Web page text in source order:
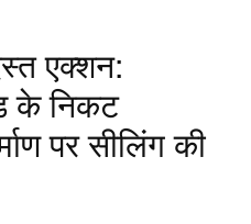
एक्शन:
के निकट
पर सीलिंग की